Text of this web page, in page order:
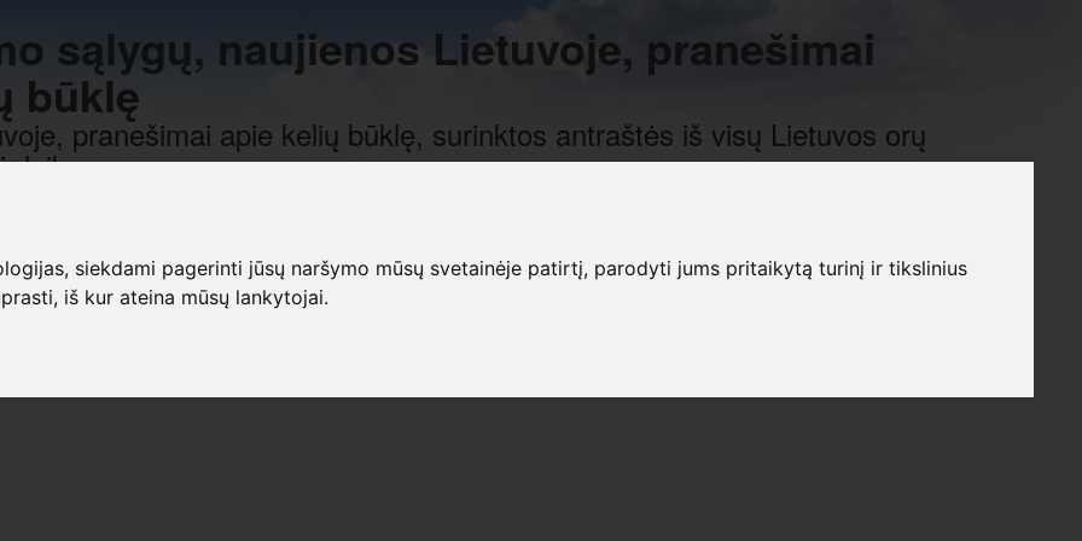
siekdami pagerinti jūsų naršymo mūsų svetainėje patirtį, parodyti jums pritaikytą turinį ir tikslinius
iš kur ateina mūsų lankytojai.
sąlygų, naujienos Lietuvoje, pranešimai
būklę
pranešimai apie kelių būklę, surinktos antraštės iš visų Lietuvos orų
laiką.